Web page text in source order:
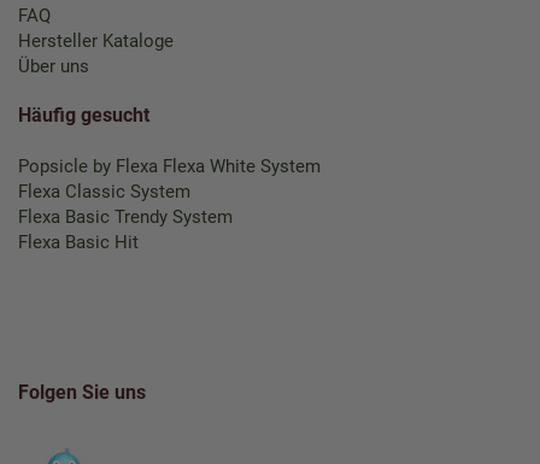
FAQ
Hersteller Kataloge
Über uns
Häufig gesucht
Popsicle by Flexa Flexa White System
Flexa Classic System
Flexa Basic Trendy System
Flexa Basic Hit
Folgen Sie uns